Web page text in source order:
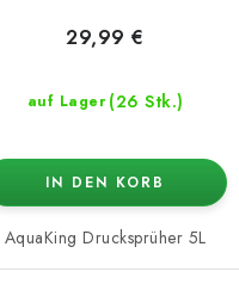
auf Lager (26 Stk.)
29,99 €
IN DEN KORB
AquaKing Drucksprüher 5L